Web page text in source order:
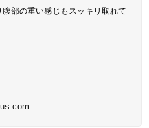
部の重い感じもスッキリ取れて